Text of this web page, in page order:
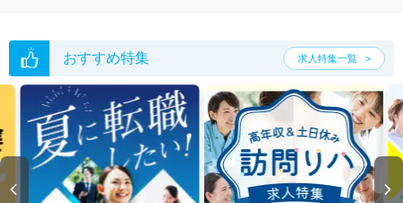
おすすめ特集 求人特集一覧